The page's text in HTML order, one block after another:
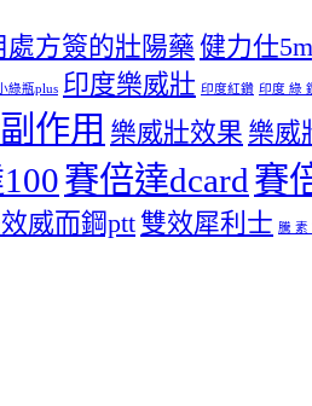
處方簽的壯陽藥 健力仕
綠瓶plus 印度樂威壯 印度紅鑽 印度 綠
作用 樂威壯效果 樂威
賽倍達dcard 賽
威而鋼ptt 雙效犀利士 騰 素